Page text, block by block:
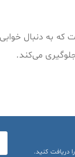
که به دنبال
می‌کند.
دریافت کنید.